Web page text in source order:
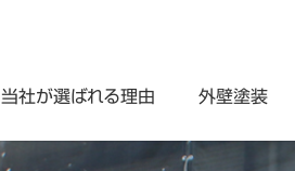
当社が選ばれる理由 外壁塗装